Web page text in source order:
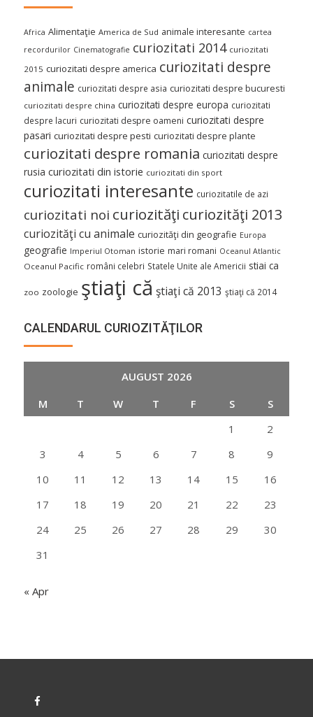
Africa Alimentaţie America de Sud animale interesante cartea
recordurilor Cinematografie curiozitati 2014 curiozitati
2015 curiozitati despre america curiozitati despre
animale curiozitati despre asia curiozitati despre bucuresti
curiozitati despre china curiozitati despre europa curiozitati
despre lacuri curiozitati despre oameni curiozitati despre
pasari curiozitati despre pesti curiozitati despre plante
curiozitati despre romania curiozitati despre
rusia curiozitati din istorie curiozitati din sport
curiozitati interesante curiozitatile de azi
curiozitati noi curiozităţi curiozităţi 2013
curiozităţi cu animale curiozităţi din geografie Europa
geografie Imperiul Otoman istorie mari romani Oceanul Atlantic
Oceanul Pacific români celebri Statele Unite ale Americii stiai ca
zoo zoologie ştiaţi că ştiaţi că 2013 ştiaţi că 2014
CALENDARUL CURIOZITĂŢILOR
AUGUST 2026
M
T W T F S
S
1
2
3
4 5 6 7 8
9
10
11 12 13 14 15
16
17
18 19 20 21 22
23
24
25 26 27 28 29
30
31
« Apr